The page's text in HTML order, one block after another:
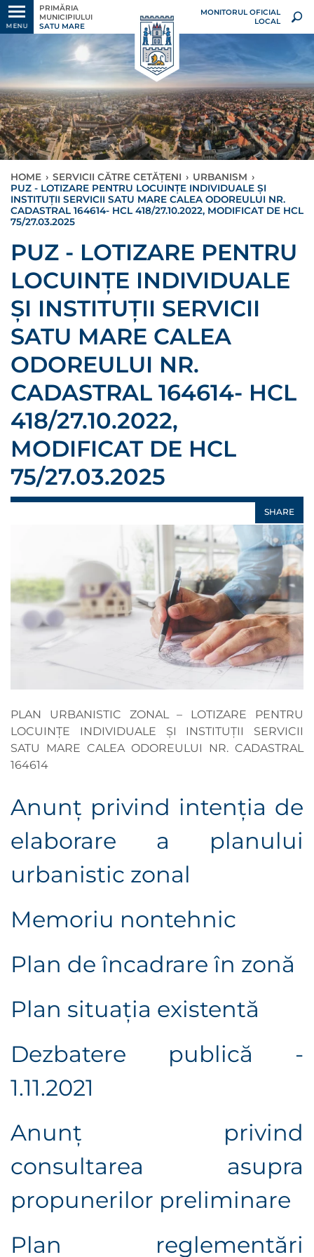
MENU
PRIMĂRIA
MUNICIPIULUI
SATU MARE
MONITORUL OFICIAL
LOCAL
HOME › SERVICII CĂTRE CETĂȚENI › URBANISM ›
PUZ - LOTIZARE PENTRU LOCUINȚE INDIVIDUALE ȘI
INSTITUȚII SERVICII SATU MARE CALEA ODOREULUI NR.
CADASTRAL 164614- HCL 418/27.10.2022, MODIFICAT DE HCL
75/27.03.2025
PUZ - LOTIZARE PENTRU
LOCUINȚE INDIVIDUALE
ȘI INSTITUȚII SERVICII
SATU MARE CALEA
ODOREULUI NR.
CADASTRAL 164614- HCL
418/27.10.2022,
MODIFICAT DE HCL
75/27.03.2025
SHARE
PLAN URBANISTIC ZONAL – LOTIZARE PENTRU
LOCUINȚE INDIVIDUALE ȘI INSTITUȚII SERVICII
SATU MARE CALEA ODOREULUI NR. CADASTRAL
164614
Anunţ privind intenţia de
elaborare a planului
urbanistic zonal
Memoriu nontehnic
Plan de încadrare în zonă
Plan situaţia existentă
Dezbatere publică -
1.11.2021
Anunţ privind
consultarea asupra
propunerilor preliminare
Plan reglementări